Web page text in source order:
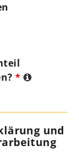
*
und